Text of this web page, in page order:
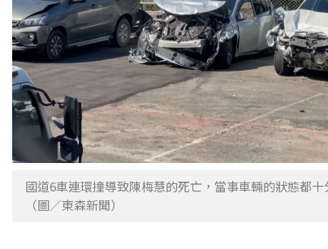
國道6車連環撞導致陳梅慧的死亡，當事車輛的狀態都十
（圖／東森新聞）